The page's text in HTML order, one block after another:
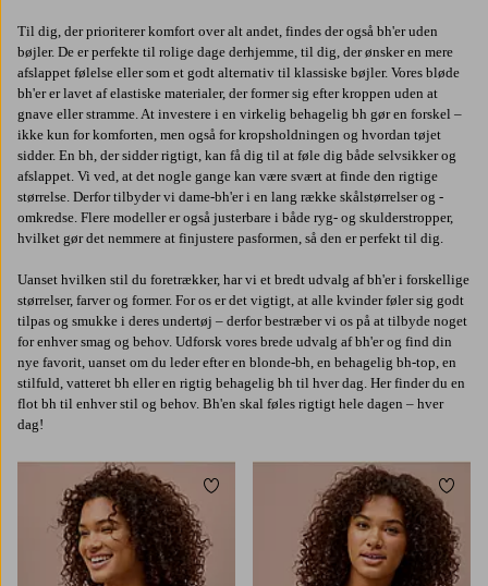
Til dig, der prioriterer komfort over alt andet, findes der også bh'er uden
bøjler. De er perfekte til rolige dage derhjemme, til dig, der ønsker en mere
afslappet følelse eller som et godt alternativ til klassiske bøjler. Vores bløde
bh'er er lavet af elastiske materialer, der former sig efter kroppen uden at
gnave eller stramme. At investere i en virkelig behagelig bh gør en forskel –
ikke kun for komforten, men også for kropsholdningen og hvordan tøjet
sidder. En bh, der sidder rigtigt, kan få dig til at føle dig både selvsikker og
afslappet. Vi ved, at det nogle gange kan være svært at finde den rigtige
størrelse. Derfor tilbyder vi dame-bh'er i en lang række skålstørrelser og -
omkredse. Flere modeller er også justerbare i både ryg- og skulderstropper,
hvilket gør det nemmere at finjustere pasformen, så den er perfekt til dig.
Uanset hvilken stil du foretrækker, har vi et bredt udvalg af bh'er i forskellige
størrelser, farver og former. For os er det vigtigt, at alle kvinder føler sig godt
tilpas og smukke i deres undertøj – derfor bestræber vi os på at tilbyde noget
for enhver smag og behov. Udforsk vores brede udvalg af bh'er og find din
nye favorit, uanset om du leder efter en blonde-bh, en behagelig bh-top, en
stilfuld, vatteret bh eller en rigtig behagelig bh til hver dag. Her finder du en
flot bh til enhver stil og behov. Bh'en skal føles rigtigt hele dagen – hver
dag!
Tilføj til favoritter